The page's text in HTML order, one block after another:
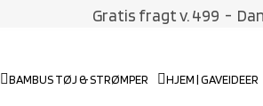
Gratis fragt v. 499 -
BAMBUS TØJ & STRØMPER HJEM | GAVEIDEER